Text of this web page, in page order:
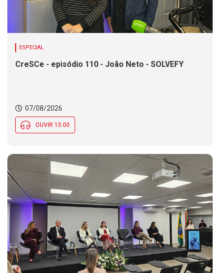
ESPECIAL
CreSCe - episódio 110 - João Neto - SOLVEFY
07/08/2026
OUVIR 15:00